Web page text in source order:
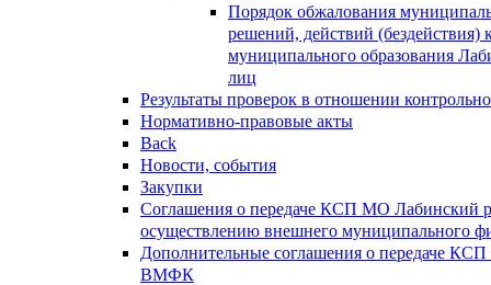
Порядок обжалования
решений, действий (бездействия)
муниципального образования
лиц
Результаты проверок в отношении
Нормативно-правовые акты
Back
Новости, события
Закупки
Соглашения о передаче КСП МО Лабинский
осуществлению внешнего муниципального
Дополнительные соглашения о передаче
ВМФК